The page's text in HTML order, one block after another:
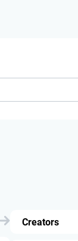
Creators